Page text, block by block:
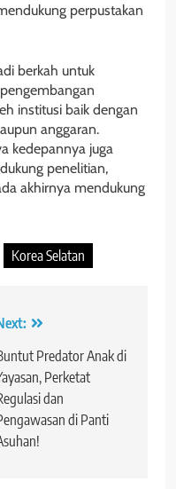
perpustakan
berkah untuk
institusi baik dengan
anggaran.
kedepannya juga
penelitian,
akhirnya mendukung
Korea Selatan
Predator Anak di
Perketat
dan
di Panti